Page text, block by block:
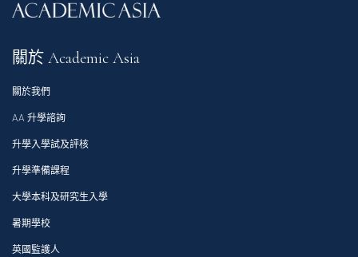
關於 Academic Asia
關於我們
AA 升學諮詢
升學入學試及評核
升學準備課程
大學本科及研究生入學
暑期學校
英國監護人